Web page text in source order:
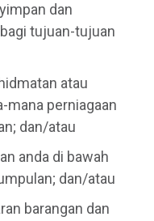
dan
tujuan-tujuan
atau
mana perniagaan
dan/atau
anda di bawah
dan/atau
barangan dan